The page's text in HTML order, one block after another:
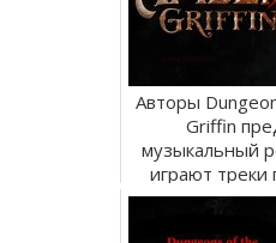
Авторы
Griffin
музыкальный
играют треки